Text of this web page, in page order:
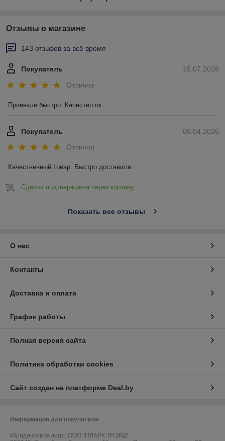
Отзывы о магазине
143 отзывов за всё время
15.07.2026
Покупатель
Отлично
Привезли быстро. Качество ок.
06.04.2026
Покупатель
Отлично
Качественный товар. Быстро доставили.
Сделка подтверждена через корзину
Показать все отзывы
О нас
Контакты
Доставка и оплата
График работы
Полная версия сайта
Политика обработки cookies
Сайт создан на платформе Deal.by
Информация для покупателя
Юридическое лицо: ООО "ПЛАРК ТРЭЙД"